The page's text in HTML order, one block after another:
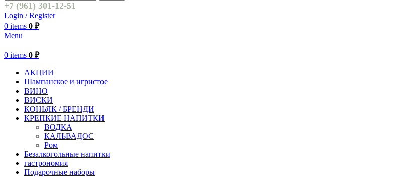
+7 (961) 301-12-51
Login / Register
0 items 0 ₽
Menu
0 items 0 ₽
АКЦИИ
Шампанское и игристое
ВИНО
ВИСКИ
КОНЬЯК / БРЕНДИ
КРЕПКИЕ НАПИТКИ
ВОДКА
КАЛЬВАДОС
Ром
Безалкогольные напитки
гастрономия
Подарочные наборы